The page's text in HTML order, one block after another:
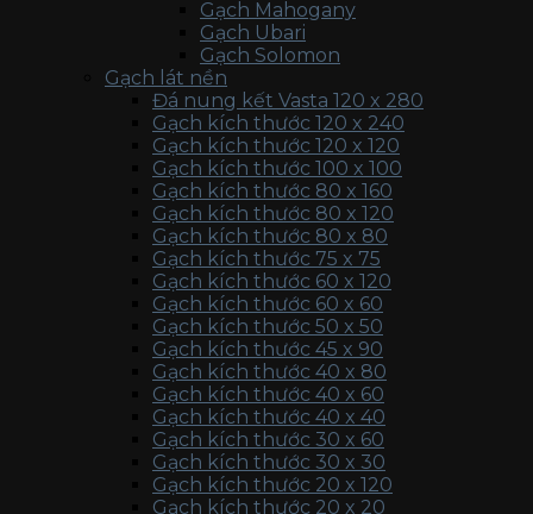
Gạch Mahogany
Gạch Ubari
Gạch Solomon
Gạch lát nền
Đá nung kết Vasta 120 x 280
Gạch kích thước 120 x 240
Gạch kích thước 120 x 120
Gạch kích thước 100 x 100
Gạch kích thước 80 x 160
Gạch kích thước 80 x 120
Gạch kích thước 80 x 80
Gạch kích thước 75 x 75
Gạch kích thước 60 x 120
Gạch kích thước 60 x 60
Gạch kích thước 50 x 50
Gạch kích thước 45 x 90
Gạch kích thước 40 x 80
Gạch kích thước 40 x 60
Gạch kích thước 40 x 40
Gạch kích thước 30 x 60
Gạch kích thước 30 x 30
Gạch kích thước 20 x 120
Gạch kích thước 20 x 20